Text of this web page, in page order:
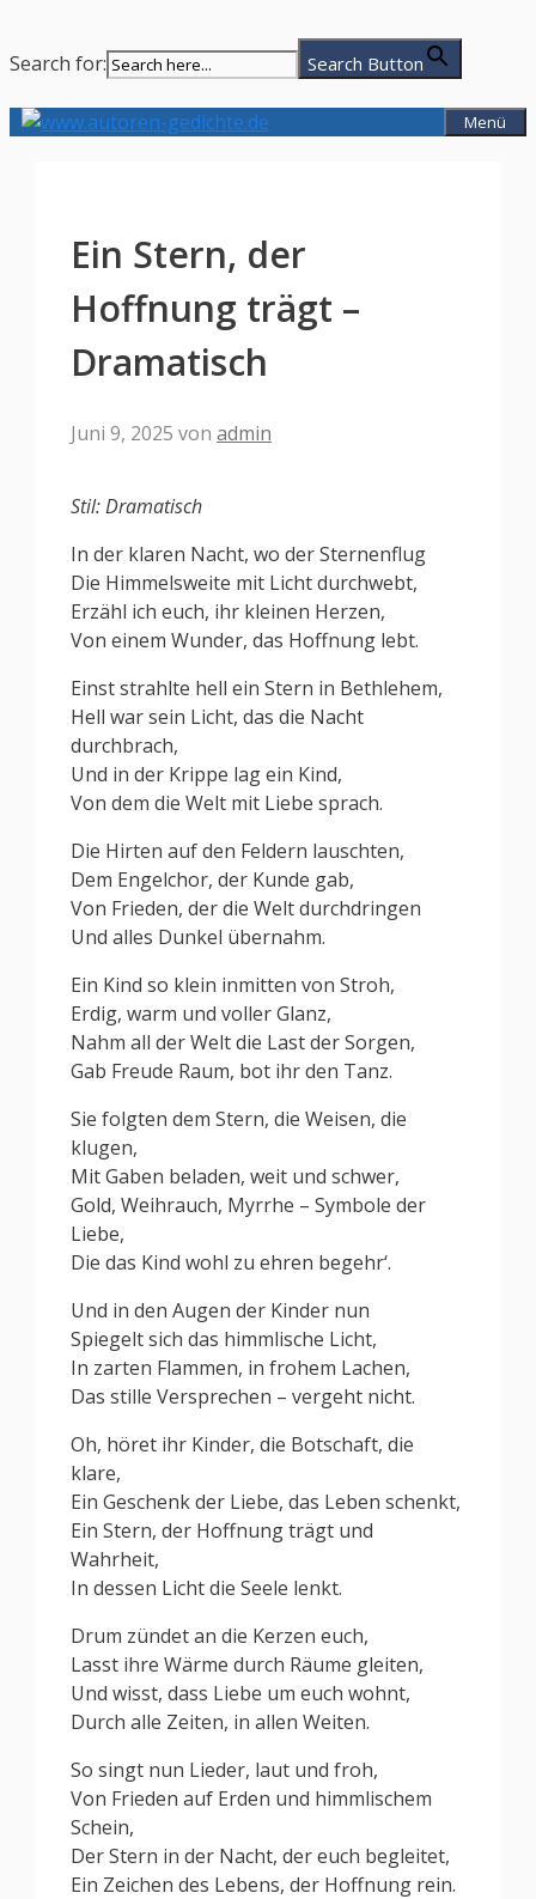
Search for: Search Button
Zum
Menü
Ein Stern, der
Hoffnung trägt –
Dramatisch
Juni 9, 2025 von admin
Stil: Dramatisch
In der klaren Nacht, wo der Sternenflug
Die Himmelsweite mit Licht durchwebt,
Erzähl ich euch, ihr kleinen Herzen,
Von einem Wunder, das Hoffnung lebt.
Einst strahlte hell ein Stern in Bethlehem,
Hell war sein Licht, das die Nacht
durchbrach,
Und in der Krippe lag ein Kind,
Von dem die Welt mit Liebe sprach.
Die Hirten auf den Feldern lauschten,
Dem Engelchor, der Kunde gab,
Von Frieden, der die Welt durchdringen
Und alles Dunkel übernahm.
Ein Kind so klein inmitten von Stroh,
Erdig, warm und voller Glanz,
Nahm all der Welt die Last der Sorgen,
Gab Freude Raum, bot ihr den Tanz.
Sie folgten dem Stern, die Weisen, die
klugen,
Mit Gaben beladen, weit und schwer,
Gold, Weihrauch, Myrrhe – Symbole der
Liebe,
Die das Kind wohl zu ehren begehr‘.
Und in den Augen der Kinder nun
Spiegelt sich das himmlische Licht,
In zarten Flammen, in frohem Lachen,
Das stille Versprechen – vergeht nicht.
Oh, höret ihr Kinder, die Botschaft, die
klare,
Ein Geschenk der Liebe, das Leben schenkt,
Ein Stern, der Hoffnung trägt und
Wahrheit,
In dessen Licht die Seele lenkt.
Drum zündet an die Kerzen euch,
Lasst ihre Wärme durch Räume gleiten,
Und wisst, dass Liebe um euch wohnt,
Durch alle Zeiten, in allen Weiten.
So singt nun Lieder, laut und froh,
Von Frieden auf Erden und himmlischem
Schein,
Der Stern in der Nacht, der euch begleitet,
Ein Zeichen des Lebens, der Hoffnung rein.